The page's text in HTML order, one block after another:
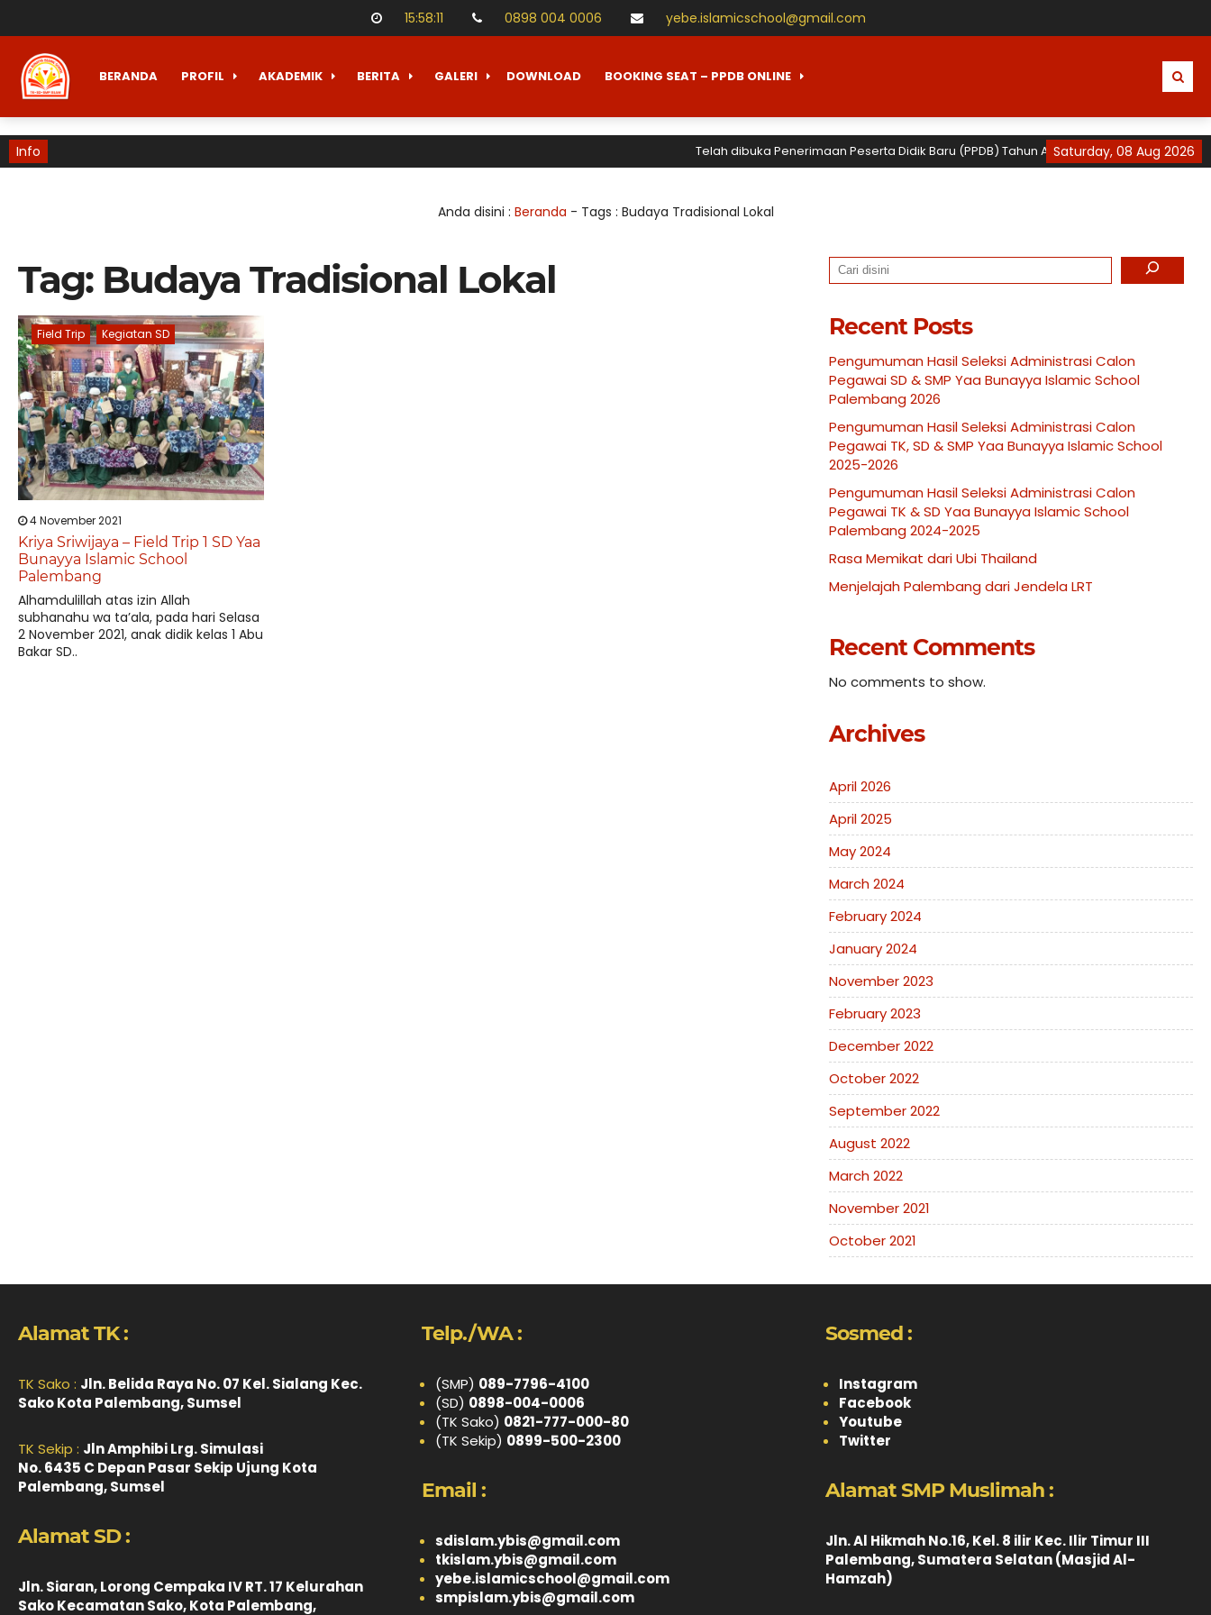
15:58:11 0898 004 0006 yebe.islamicschool@gmail.com
BERANDA PROFIL AKADEMIK BERITA GALERI DOWNLOAD BOOKING SEAT – PPDB ONLINE
Info Saturday, 08 Aug 2026
Telah dibuka Penerimaan Peserta Didik Baru (PPDB) Tahun Ajaran 2026 / 2027 untuk TK,
Anda disini : Beranda - Tags : Budaya Tradisional Lokal
Tag: Budaya Tradisional Lokal
Field Trip Kegiatan SD
4 November 2021
Kriya Sriwijaya – Field Trip 1 SD Yaa
Bunayya Islamic School
Palembang
Alhamdulillah atas izin Allah
subhanahu wa ta’ala, pada hari Selasa
2 November 2021, anak didik kelas 1 Abu
Bakar SD..
Search
Recent Posts
Pengumuman Hasil Seleksi Administrasi Calon
Pegawai SD & SMP Yaa Bunayya Islamic School
Palembang 2026
Pengumuman Hasil Seleksi Administrasi Calon
Pegawai TK, SD & SMP Yaa Bunayya Islamic School
2025-2026
Pengumuman Hasil Seleksi Administrasi Calon
Pegawai TK & SD Yaa Bunayya Islamic School
Palembang 2024-2025
Rasa Memikat dari Ubi Thailand
Menjelajah Palembang dari Jendela LRT
Recent Comments
No comments to show.
Archives
April 2026
April 2025
May 2024
March 2024
February 2024
January 2024
November 2023
February 2023
December 2022
October 2022
September 2022
August 2022
March 2022
November 2021
October 2021
Alamat TK :
TK Sako : Jln. Belida Raya No. 07 Kel. Sialang Kec.
Sako Kota Palembang, Sumsel
TK Sekip : Jln Amphibi Lrg. Simulasi
No. 6435 C Depan Pasar Sekip Ujung Kota
Palembang, Sumsel
Alamat SD :
Jln. Siaran, Lorong Cempaka IV RT. 17 Kelurahan
Sako Kecamatan Sako, Kota Palembang,
Telp./WA :
(SMP) 089-7796-4100
(SD) 0898-004-0006
(TK Sako) 0821-777-000-80
(TK Sekip) 0899-500-2300
Email :
sdislam.ybis@gmail.com
tkislam.ybis@gmail.com
yebe.islamicschool@gmail.com
smpislam.ybis@gmail.com
Sosmed :
Instagram
Facebook
Youtube
Twitter
Alamat SMP Muslimah :
Jln. Al Hikmah No.16, Kel. 8 ilir Kec. Ilir Timur III
Palembang, Sumatera Selatan (Masjid Al-
Hamzah)